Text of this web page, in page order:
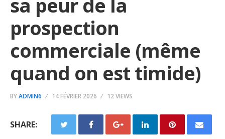
prospection
commerciale (même
quand on est timide)
BYADMIN6 14 FÉVRIER 2026 12 VIEWS
SHARE: